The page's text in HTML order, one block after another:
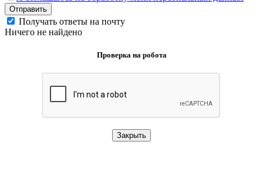
Отправить
Получать ответы на почту
Ничего не найдено
Проверка на робота
Закрыть